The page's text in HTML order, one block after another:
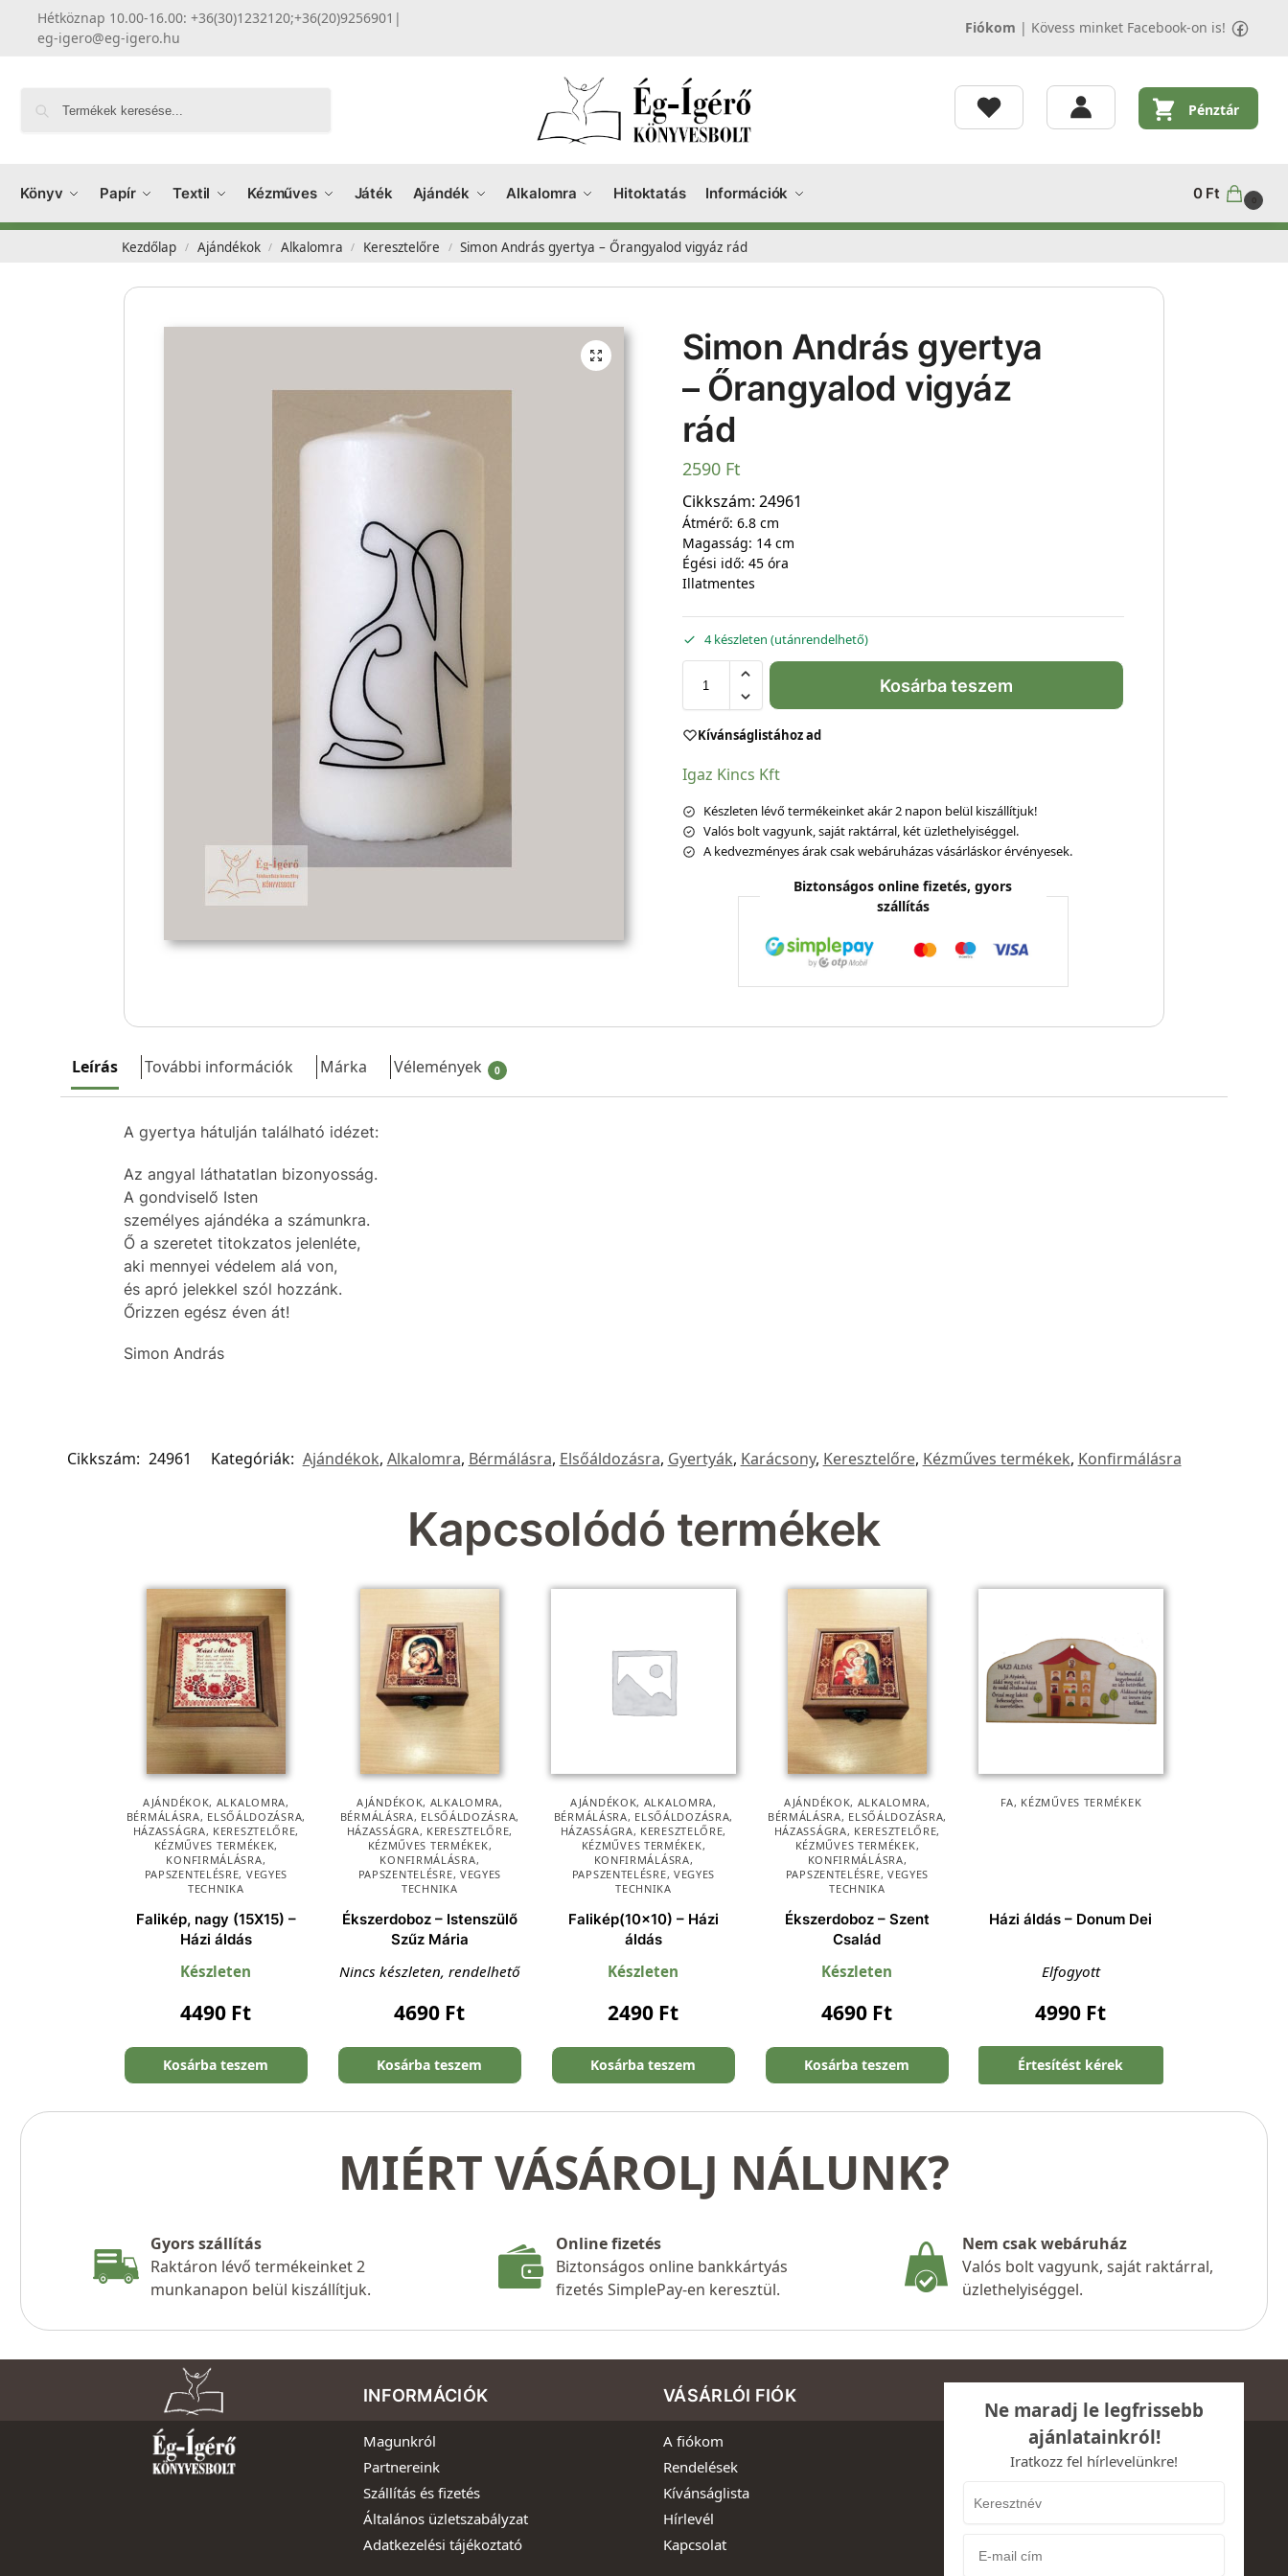
Hétköznap 10.00-16.00: +36(30)1232120;+36(20)9256901 |
eg-igero@eg-igero.hu
Fiókom | Kövess minket Facebook-on is!
Pénztár
Könyv Papír Textil Kézműves Játék Ajándék Alkalomra Hitoktatás Információk 0 Ft 0
Kezdőlap / Ajándékok / Alkalomra / Keresztelőre / Simon András gyertya – Őrangyalod vigyáz rád
Simon András gyertya
– Őrangyalod vigyáz
rád
2590 Ft
Cikkszám: 24961
Átmérő: 6.8 cm
Magasság: 14 cm
Égési idő: 45 óra
Illatmentes
4 készleten (utánrendelhető)
Kosárba teszem
Kívánságlistához ad
Igaz Kincs Kft
Készleten lévő termékeinket akár 2 napon belül kiszállítjuk!
Valós bolt vagyunk, saját raktárral, két üzlethelyiséggel.
A kedvezményes árak csak webáruházas vásárláskor érvényesek.
Biztonságos online fizetés, gyors
szállítás
Leírás További információk Márka Vélemények 0
A gyertya hátulján található idézet:
Az angyal láthatatlan bizonyosság.
A gondviselő Isten
személyes ajándéka a számunkra.
Ő a szeretet titokzatos jelenléte,
aki mennyei védelem alá von,
és apró jelekkel szól hozzánk.
Őrizzen egész éven át!
Simon András
Cikkszám: 24961 Kategóriák: Ajándékok, Alkalomra, Bérmálásra, Elsőáldozásra, Gyertyák, Karácsony, Keresztelőre, Kézműves termékek, Konfirmálásra
Kapcsolódó termékek
AJÁNDÉKOK, ALKALOMRA,
BÉRMÁLÁSRA, ELSŐÁLDOZÁSRA,
HÁZASSÁGRA, KERESZTELŐRE,
KÉZMŰVES TERMÉKEK,
KONFIRMÁLÁSRA,
PAPSZENTELÉSRE, VEGYES
TECHNIKA
Falikép, nagy (15X15) –
Házi áldás
Készleten
4490 Ft
Kosárba teszem
AJÁNDÉKOK, ALKALOMRA,
BÉRMÁLÁSRA, ELSŐÁLDOZÁSRA,
HÁZASSÁGRA, KERESZTELŐRE,
KÉZMŰVES TERMÉKEK,
KONFIRMÁLÁSRA,
PAPSZENTELÉSRE, VEGYES
TECHNIKA
Ékszerdoboz – Istenszülő
Szűz Mária
Nincs készleten, rendelhető
4690 Ft
Kosárba teszem
AJÁNDÉKOK, ALKALOMRA,
BÉRMÁLÁSRA, ELSŐÁLDOZÁSRA,
HÁZASSÁGRA, KERESZTELŐRE,
KÉZMŰVES TERMÉKEK,
KONFIRMÁLÁSRA,
PAPSZENTELÉSRE, VEGYES
TECHNIKA
Falikép(10×10) – Házi
áldás
Készleten
2490 Ft
Kosárba teszem
AJÁNDÉKOK, ALKALOMRA,
BÉRMÁLÁSRA, ELSŐÁLDOZÁSRA,
HÁZASSÁGRA, KERESZTELŐRE,
KÉZMŰVES TERMÉKEK,
KONFIRMÁLÁSRA,
PAPSZENTELÉSRE, VEGYES
TECHNIKA
Ékszerdoboz – Szent
Család
Készleten
4690 Ft
Kosárba teszem
FA, KÉZMŰVES TERMÉKEK
Házi áldás – Donum Dei
Elfogyott
4990 Ft
Értesítést kérek
MIÉRT VÁSÁROLJ NÁLUNK?
Gyors szállítás
Raktáron lévő termékeinket 2
munkanapon belül kiszállítjuk.
Online fizetés
Biztonságos online bankkártyás
fizetés SimplePay-en keresztül.
Nem csak webáruház
Valós bolt vagyunk, saját raktárral,
üzlethelyiséggel.
INFORMÁCIÓK
Magunkról
Partnereink
Szállítás és fizetés
Általános üzletszabályzat
Adatkezelési tájékoztató
VÁSÁRLÓI FIÓK
A fiókom
Rendelések
Kívánságlista
Hírlevél
Kapcsolat
Ne maradj le legfrissebb
ajánlatainkról!
Iratkozz fel hírlevelünkre!